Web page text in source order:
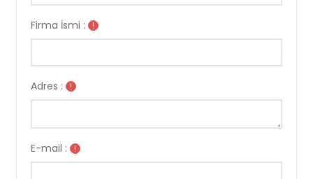
Firma İsmi : !
Adres : !
E-mail : !